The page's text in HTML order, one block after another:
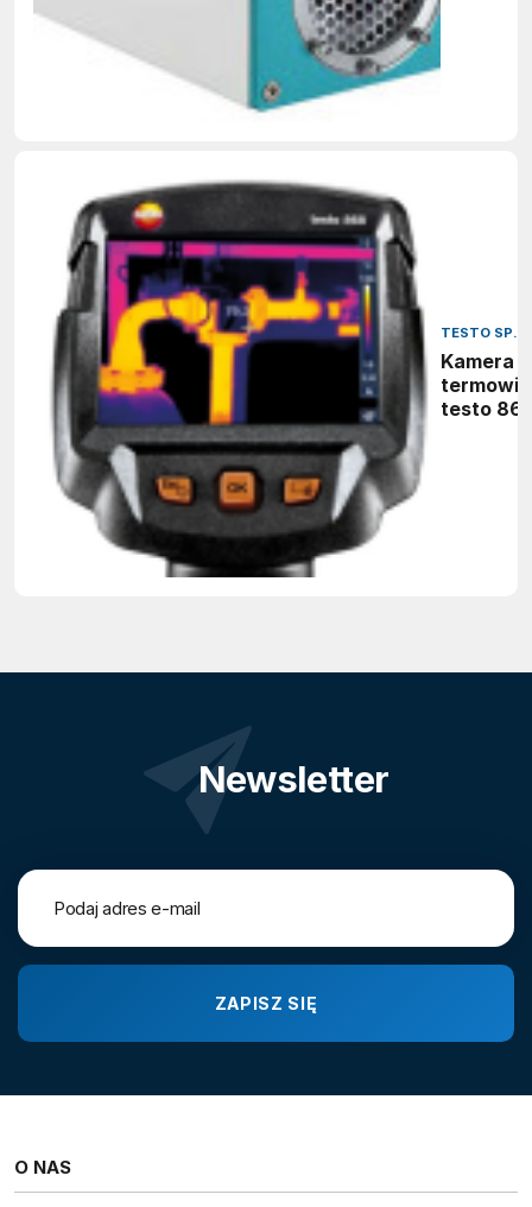
TESTO SP.
Kamera
testo
Newsletter
O NAS